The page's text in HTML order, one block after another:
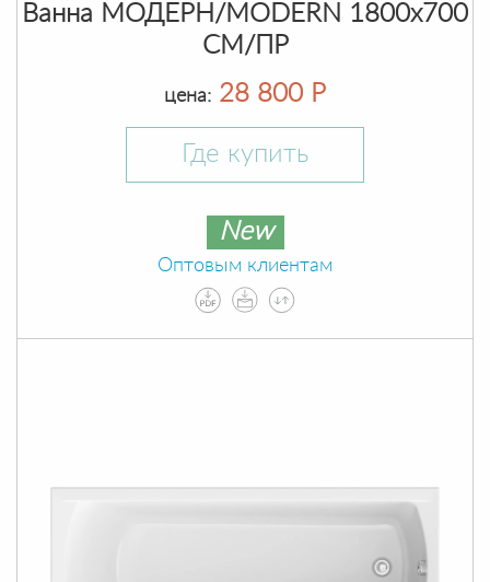
Ванна МОДЕРН/MODERN 1800х700
СМ/ПР
цена: 28 800 Р
Где купить
New
Оптовым клиентам